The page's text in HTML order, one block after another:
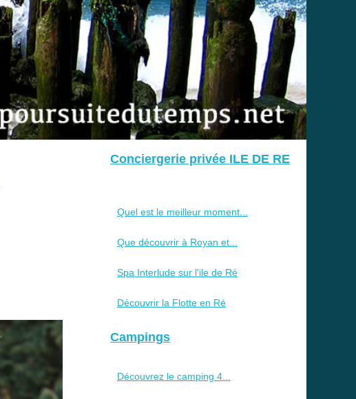
Conciergerie privée ILE DE RE
Quel est le meilleur moment...
Que découvrir à Royan et...
Spa Interlude sur l'ile de Ré
Découvrir la Flotte en Ré
Campings
Découvrez le camping 4...